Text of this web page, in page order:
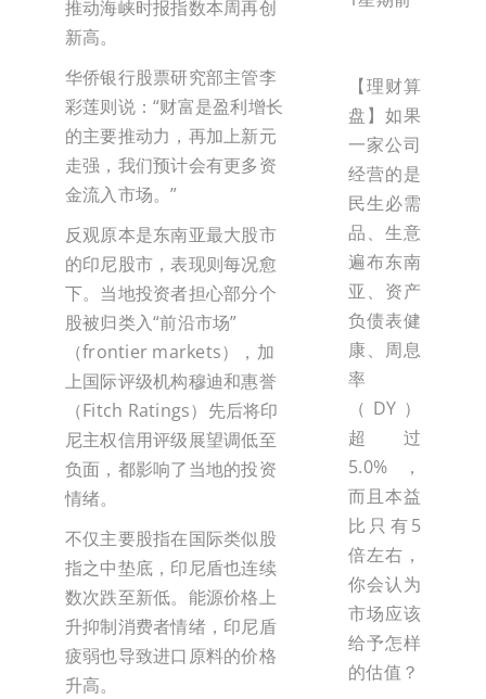
推动海峡时报指数本周再创
新高。
华侨银行股票研究部主管李
彩莲则说：“财富是盈利增长
的主要推动力，再加上新元
走强，我们预计会有更多资
金流入市场。”
反观原本是东南亚最大股市
的印尼股市，表现则每况愈
下。当地投资者担心部分个
股被归类入“前沿市场”
（frontier markets），加
上国际评级机构穆迪和惠誉
（Fitch Ratings）先后将印
尼主权信用评级展望调低至
负面，都影响了当地的投资
情绪。
不仅主要股指在国际类似股
指之中垫底，印尼盾也连续
数次跌至新低。能源价格上
升抑制消费者情绪，印尼盾
疲弱也导致进口原料的价格
升高。
【理财算
盘】如果
一家公司
经营的是
民生必需
品、生意
遍布东南
亚、资产
负债表健
康、周息
率
（DY）
超过
5.0%，
而且本益
比只有5
倍左右，
你会认为
市场应该
给予怎样
的估值？